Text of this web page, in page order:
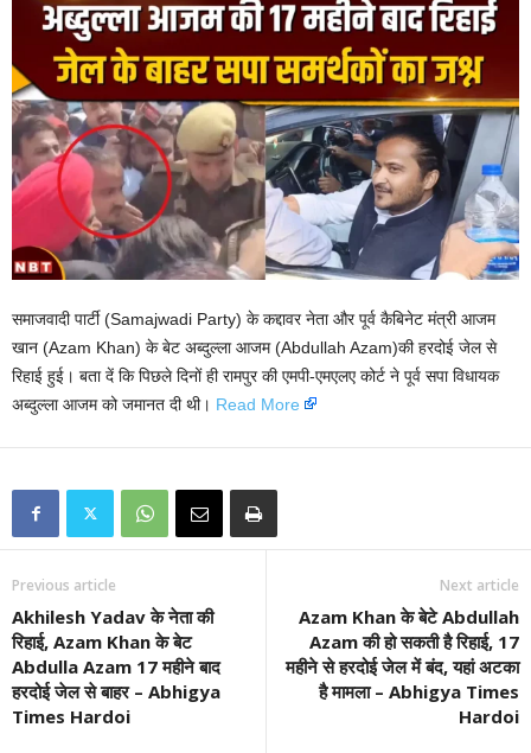
समाजवादी पार्टी (Samajwadi Party) के कद्दावर नेता और पूर्व कैबिनेट मंत्री आजम
खान (Azam Khan) के बेट अब्दुल्ला आजम (Abdullah Azam)की हरदोई जेल से
रिहाई हुई। बता दें कि पिछले दिनों ही रामपुर की एमपी-एमएलए कोर्ट ने पूर्व सपा विधायक
अब्दुल्ला आजम को जमानत दी थी। Read More
Previous article
Akhilesh Yadav के नेता की
रिहाई, Azam Khan के बेट
Abdulla Azam 17 महीने बाद
हरदोई जेल से बाहर – Abhigya
Times Hardoi
Next article
Azam Khan के बेटे Abdullah
Azam की हो सकती है रिहाई, 17
महीने से हरदोई जेल में बंद, यहां अटका
है मामला – Abhigya Times
Hardoi